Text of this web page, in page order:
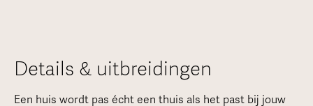
Details & uitbreidingen
Een huis wordt pas écht een thuis als het past bij jouw